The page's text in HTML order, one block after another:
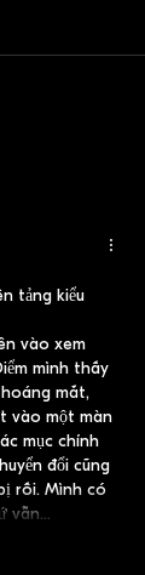
tảng kiểu
vào xem
mình thấy
mắt,
vào một màn
mục chính
đổi cũng
rối. Mình có
vẫn…